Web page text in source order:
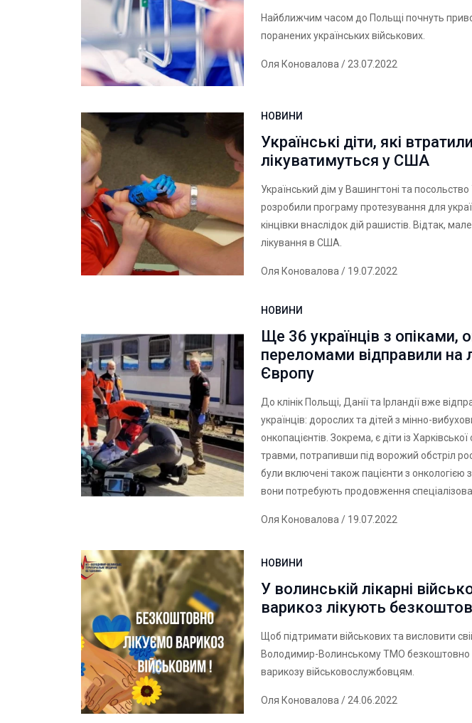
Найближчим часом до Польщі почнуть
поранених українських військових.
Оля Коновалова / 23.07.2022
НОВИНИ
Українські діти, які
лікуватимуться у США
Український дім у Вашингтоні та
розробили програму протезування для
кінцівки внаслідок дій рашистів. Відтак,
лікування в США.
Оля Коновалова/ 19.07.2022
НОВИНИ
Ще 36 українців з опіками,
переломами відправили на
Європу
До клінік Польщі, Данії та Ірландії вже
українців: дорослих та дітей з мінно-
онкопацієнтів. Зокрема, є діти із
травми, потрапивши під ворожий обстріл
були включені також пацієнти з онкологією з
вони потребують продовження
Оля Коновалова/ 19.07.2022
НОВИНИ
У волинській лікарні
варикоз лікують
Щоб підтримати військових та висловити
Володимир-Волинському ТМО безкоштовно
варикозу військовослужбовцям.
Оля Коновалова / 24.06.2022